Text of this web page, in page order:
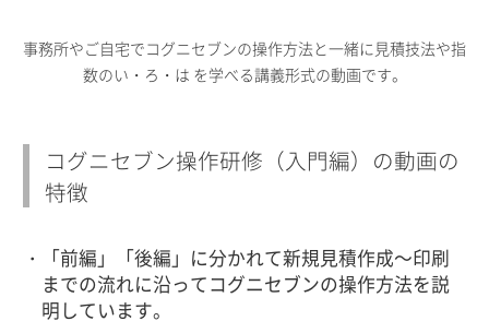
事務所やご自宅でコグニセブンの操作方法と一緒に見積技法や指
数のい・ろ・は を学べる講義形式の動画です。
コグニセブン操作研修（入門編）の動画の
特徴
「前編」「後編」に分かれて新規見積作成～印刷
までの流れに沿ってコグニセブンの操作方法を説
明しています。